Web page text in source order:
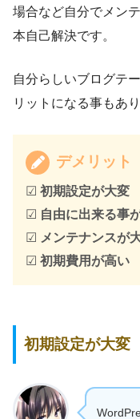
場合など自分でメン
本自己解決です。
自分らしいブログテ
リットになる事もあり
デメリット
☑ 初期設定が大変
☑ 自由に出来る事
☑ メンテナンスが
☑ 初期費用が高い
初期設定が大変